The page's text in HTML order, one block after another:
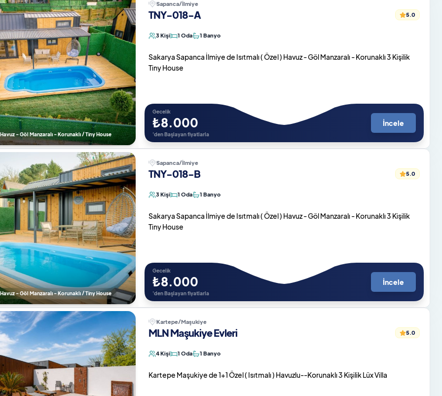
Havuz - Göl Manzaralı - Korunaklı / Tiny House
Sapanca/İlmiye
TNY-018-A 5.0
3 Kişi 1 Oda 1 Banyo
Sakarya Sapanca İlmiye de Isıtmalı ( Özel ) Havuz - Göl Manzaralı - Korunaklı 3 Kişilik
Tiny House
Gecelik
₺8.000
'den Başlayan fiyatlarla
İncele
Havuz - Göl Manzaralı - Korunaklı / Tiny House
Sapanca/İlmiye
TNY-018-B 5.0
3 Kişi 1 Oda 1 Banyo
Sakarya Sapanca İlmiye de Isıtmalı ( Özel ) Havuz - Göl Manzaralı - Korunaklı 3 Kişilik
Tiny House
Gecelik
₺8.000
'den Başlayan fiyatlarla
İncele
Kartepe/Maşukiye
MLN Maşukiye Evleri 5.0
4 Kişi 1 Oda 1 Banyo
Kartepe Maşukiye de 1+1 Özel ( Isıtmalı ) Havuzlu--Korunaklı 3 Kişilik Lüx Villa